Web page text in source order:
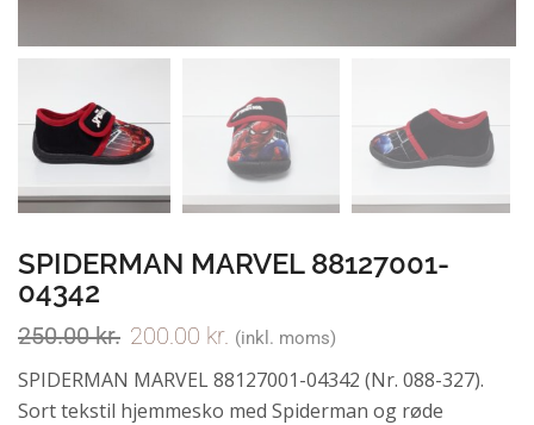
SPIDERMAN MARVEL 88127001-
04342
250.00kr. 200.00 kr. (inkl. moms)
SPIDERMAN MARVEL 88127001-04342 (Nr. 088-327).
Sort tekstil hjemmesko med Spiderman og røde